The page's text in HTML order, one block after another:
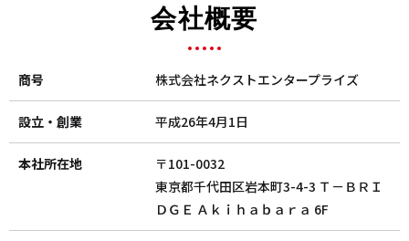
会社概要
商号 株式会社ネクストエンタープライズ
設立・創業 平成26年4月1日
本社所在地
〒101-0032
東京都千代田区岩本町3-4-3 Ｔ－ＢＲＩ
ＤＧＥ Ａｋｉｈａｂａｒａ 6F